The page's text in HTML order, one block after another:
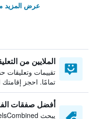
عرض المزيد
الملايين من
تقييمات وتعليقات
تمامًا. احجز إقامتك
أفضل صفقات